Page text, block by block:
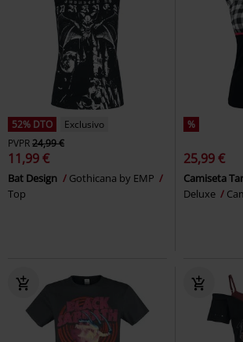
52% DTO
Exclusivo
PVPR24,99 €
11,99 €
Bat Design
Gothicana by EMP
Top
%
25,99 €
Camiseta
Deluxe